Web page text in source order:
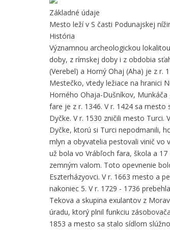
Základné údaje
Mesto leží v S časti Podunajskej
História
Významnou archeologickou
doby, z rímskej doby i z obdobia
(Verebel) a Horný Ohaj (Aha) je z r.
Mestečko, vtedy ležiace na hranici
Horného Ohaja-Dušníkov,
fare je z r. 1346. V r. 1424 sa
Dyčke. V r. 1530 zničili mesto
Dyčke, ktorú si Turci nepodmanili,
mlyn a obyvatelia pestovali vinič vo
už bola vo Vrábľoch fara, škola a
zemným valom. Toto opevnenie
Eszterházyovci. V r. 1663 mesto a
nakoniec 5. V r. 1729 - 1736
Tekova a skupina exulantov z
úradu, ktorý plnil funkciu
1853 a mesto sa stalo sídlom